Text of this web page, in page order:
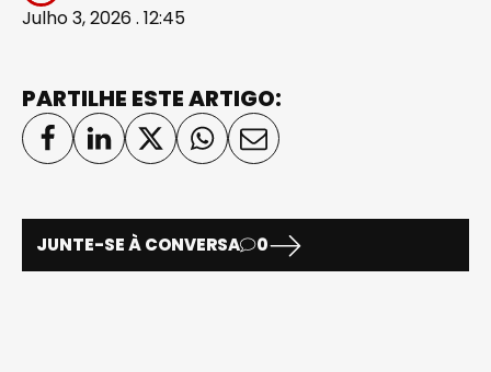
Julho 3, 2026 . 12:45
PARTILHE ESTE ARTIGO:
JUNTE-SE À CONVERSA 0